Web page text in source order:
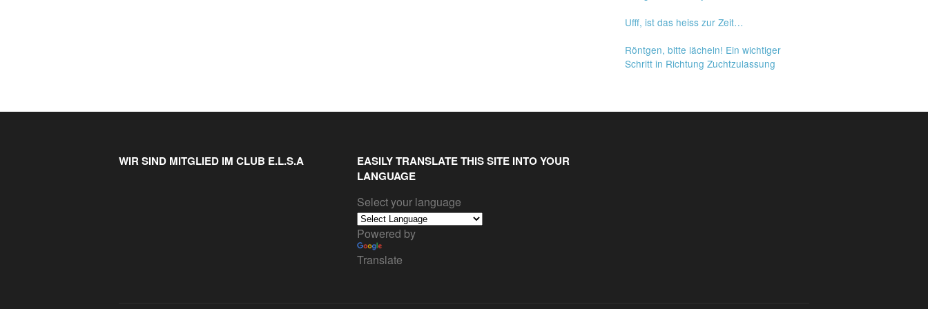
Ufff, ist das heiss zur Zeit…
Röntgen, bitte lächeln! Ein wichtiger
Schritt in Richtung Zuchtzulassung
WIR SIND MITGLIED IM CLUB E.L.S.A
EASILY TRANSLATE THIS SITE INTO YOUR
LANGUAGE
Select your language
Powered by
Translate